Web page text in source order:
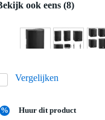
Bekijk ook eens (8)
Vergelijken
% Huur dit product